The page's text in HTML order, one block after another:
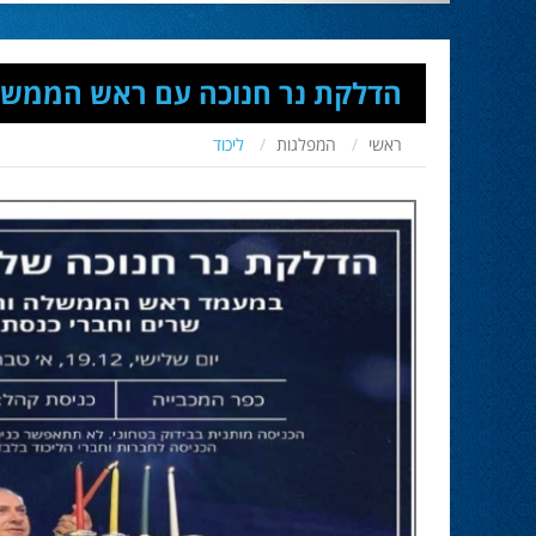
הדלקת נר חנוכה עם ראש
ראשי המפלגות ליכוד